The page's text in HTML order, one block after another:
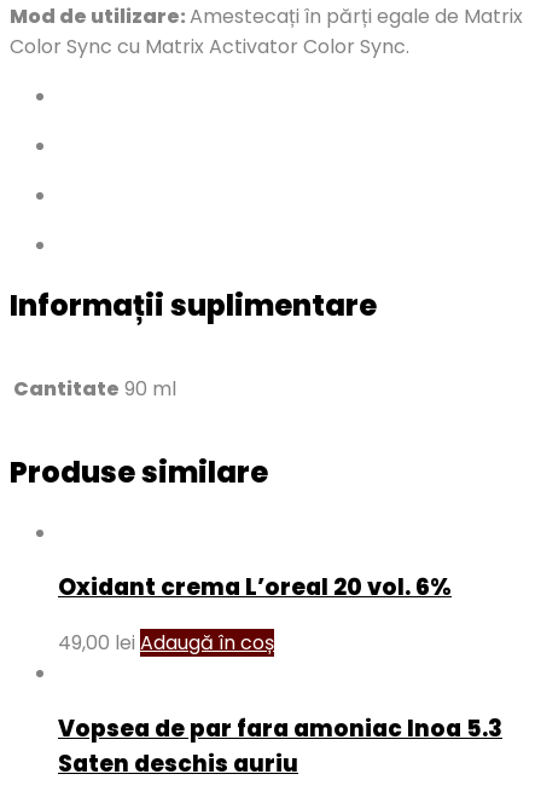
Mod de utilizare:Amestecați în părți egale de Matrix
Color Sync cu Matrix Activator Color Sync.
Informații suplimentare
Cantitate 90 ml
Produse similare
Oxidant crema L’oreal 20 vol. 6%
49,00 lei Adaugă în coș
Vopsea de par fara amoniac Inoa 5.3
Saten deschis auriu